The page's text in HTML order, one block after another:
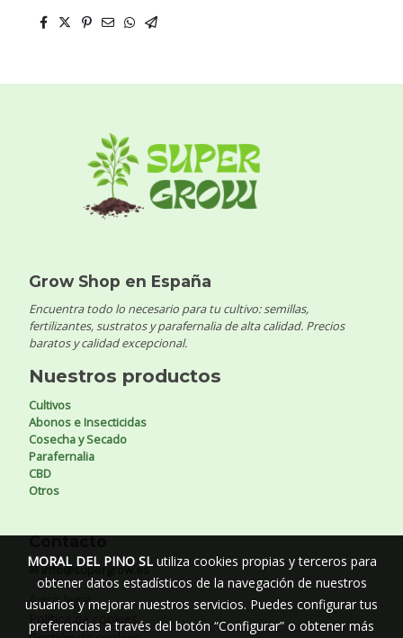
Grow Shop en España
Encuentra todo lo necesario para tu cultivo: semillas,
fertilizantes, sustratos y parafernalia de alta calidad. Precios
baratos y calidad excepcional.
Nuestros productos
Cultivos
Abonos e Insecticidas
Cosecha y Secado
Parafernalia
CBD
Otros
Contacto
✉ info@supergrow.es
Aviso legal
Política de cookies
MORAL DEL PINO SLutiliza cookies propias y terceros para
obtener datos estadísticos de la navegación de nuestros
usuarios y mejorar nuestros servicios. Puedes configurar tus
preferencias a través del botón “Configurar” o obtener más